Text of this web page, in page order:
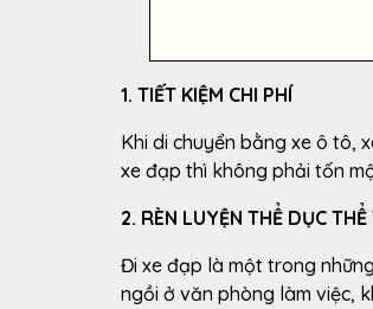
1. TIẾT KIỆM CHI PHÍ
Khi di chuyển bằng xe ô tô,
xe đạp thì không phải tốn
2. RÈN LUYỆN THỂ DỤC
Đi xe đạp là một trong
ngồi ở văn phòng làm việc,